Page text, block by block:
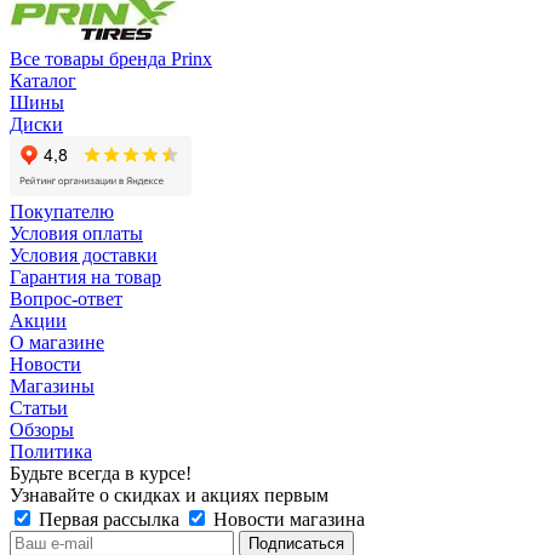
Все товары бренда Prinx
Каталог
Шины
Диски
Покупателю
Условия оплаты
Условия доставки
Гарантия на товар
Вопрос-ответ
Акции
О магазине
Новости
Магазины
Статьи
Обзоры
Политика
Будьте всегда в курсе!
Узнавайте о скидках и акциях первым
Первая рассылка
Новости магазина